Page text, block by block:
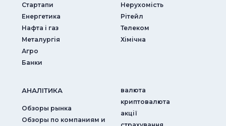
Стартапи
Енергетика
Нафта і газ
Металургія
Агро
Банки
Нерухомість
Рітейл
Телеком
Хімічна
АНАЛIТИКА
Обзоры рынка
Обзоры по компаниям и
валюта
криптовалюта
акції